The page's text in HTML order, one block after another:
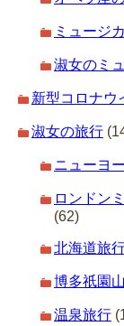
ミュージ
淑女のミ
新型コロナウ
淑女の旅行
ニューヨ
ロンドン
(62)
北海道旅
博多祇園
温泉旅行